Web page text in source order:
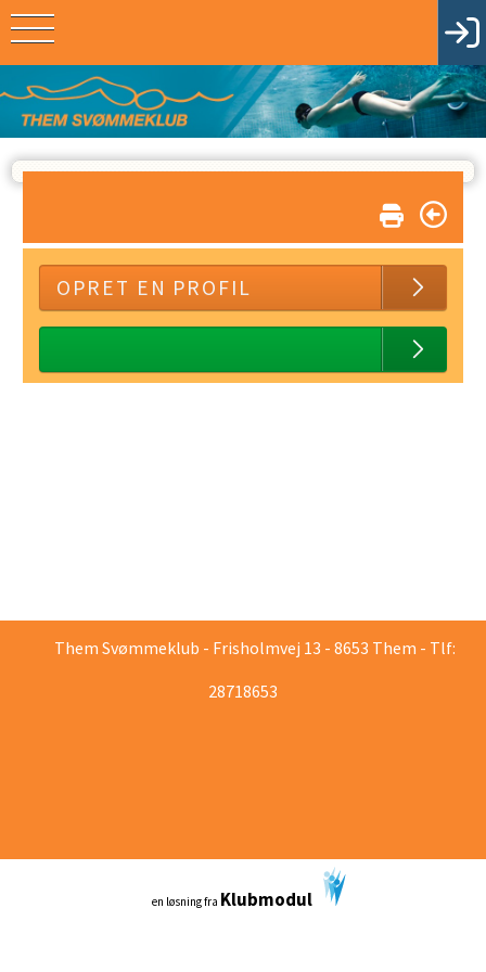
OPRET EN PROFIL
Them Svømmeklub - Frisholmvej 13 - 8653 Them - Tlf:
28718653
en løsning fra Klubmodul